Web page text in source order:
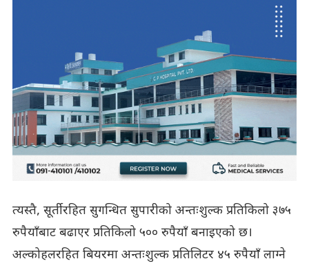
त्यस्तै, सूर्तीरहित सुगन्धित सुपारीको अन्तःशुल्क प्रतिकिलो ३७५
रुपैयाँबाट बढाएर प्रतिकिलो ५०० रुपैयाँ बनाइएको छ।
अल्कोहलरहित बियरमा अन्तःशुल्क प्रतिलिटर ४५ रुपैयाँ लाग्ने